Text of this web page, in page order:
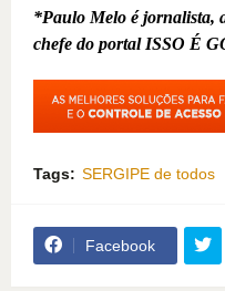
*Paulo Melo é jornalista,
chefe do portal ISSO É
Tags: SERGIPE de todos
Facebook